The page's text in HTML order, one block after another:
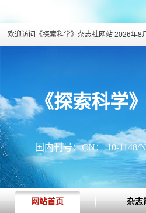
欢迎访问《探索科学》杂志社网站 2026年8
《探索科学》
国内刊号：CN： 10-
网站首页 杂志